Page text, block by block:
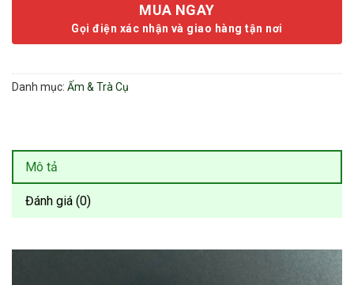
MUA NGAY
Gọi điện xác nhận và giao hàng tận nơi
Danh mục: Ấm & Trà Cụ
Mô tả
Đánh giá (0)